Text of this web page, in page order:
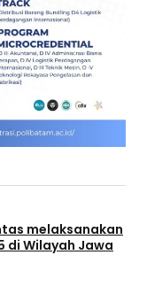
melaksanakan
di Wilayah Jawa